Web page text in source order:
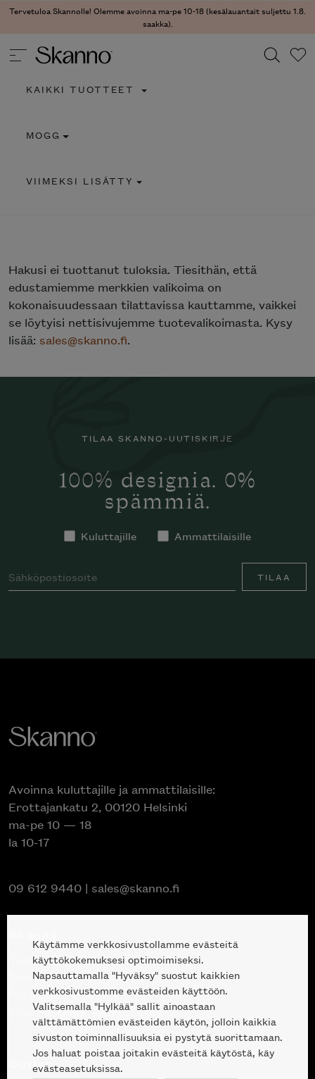
Tervetuloa Skannolle! Olemme avoinna ma-pe 10-18 (kesälauantait suljettu 1.8.
saakka).
Type 2 or more characters for results.
KAIKKI TUOTTEET
MOGG
VIIMEKSI LISÄTTY
Hakusi ei tuottanut tuloksia. Tiesithän, että
edustamiemme merkkien valikoima on
kokonaisuudessaan tilattavissa kauttamme, vaikkei
se löytyisi nettisivujemme tuotevalikoimasta. Kysy
lisää: sales@skanno.fi.
TILAA SKANNO-UUTISKIRJE
100% designia. 0%
spämmiä.
Kuluttajille Ammattilaisille
TILAA
Avoinna kuluttajille ja ammattilaisille:
Erottajankatu 2, 00120 Helsinki
ma-pe 10 — 18
la 10-17
09 612 9440 | sales@skanno.fi
Tuotteet
Suunnittelupalvelu
Projektimyynti
Liike Helsingin keskustassa
Outlet
Käytämme verkkosivustollamme evästeitä
käyttökokemuksesi optimoimiseksi.
Napsauttamalla "Hyväksy" suostut kaikkien
verkkosivustomme evästeiden käyttöön.
Valitsemalla "Hylkää" sallit ainoastaan
välttämättömien evästeiden käytön, jolloin kaikkia
sivuston toiminnallisuuksia ei pystytä suorittamaan.
Jos haluat poistaa joitakin evästeitä käytöstä, käy
evästeasetuksissa.